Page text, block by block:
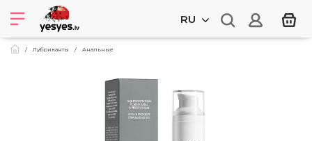
RU
Лубриканты Анальные